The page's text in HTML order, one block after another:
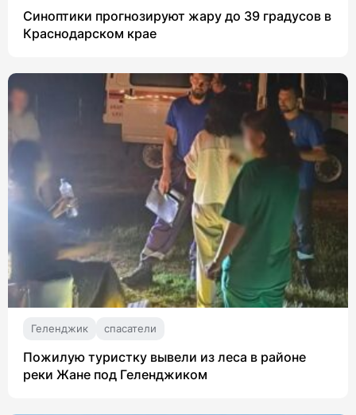
Синоптики прогнозируют жару до 39 градусов в
Краснодарском крае
Геленджик спасатели
Пожилую туристку вывели из леса в районе
реки Жане под Геленджиком